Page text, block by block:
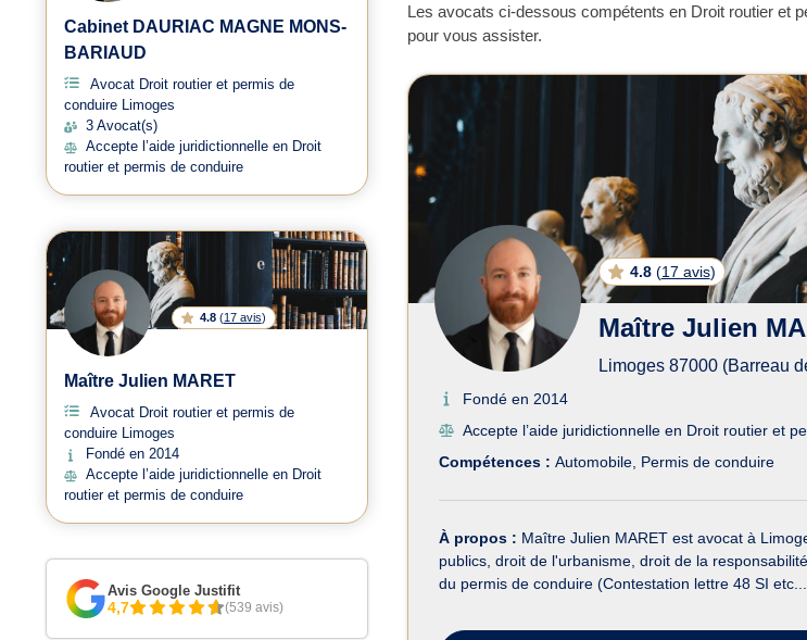
Les avocats ci-dessous compétents en Droit routier et
pour vous assister.
Avocats en Droit
4.8 (17 avis)
Maître Julien
Limoges 87000 (Barreau
Fondé en 2014
Accepte l’aide juridictionnelle en Droit routier et
Compétences : Automobile Permis de conduire
À propos : Maître Julien MARET est avocat à
publics, droit de l'urbanisme, droit de la
du permis de conduire (Contestation lettre 48 SI
Cabinet DAURIAC MAGNE MONS-
BARIAUD
Avocat Droit routier et permis de
conduire Limoges
3 Avocat(s)
Accepte l’aide juridictionnelle en Droit
routier et permis de conduire
4.8 (17 avis)
Maître Julien MARET
Avocat Droit routier et permis de
conduire Limoges
Fondé en 2014
Accepte l’aide juridictionnelle en Droit
routier et permis de conduire
Avis Google Justifit
4,7 (539 avis)